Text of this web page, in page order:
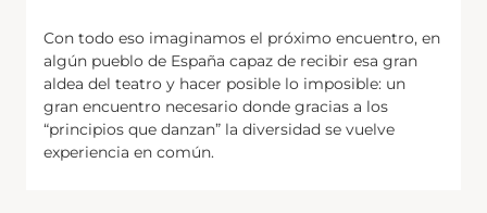
Con todo eso imaginamos el próximo encuentro, en
algún pueblo de España capaz de recibir esa gran
aldea del teatro y hacer posible lo imposible: un
gran encuentro necesario donde gracias a los
“principios que danzan” la diversidad se vuelve
experiencia en común.